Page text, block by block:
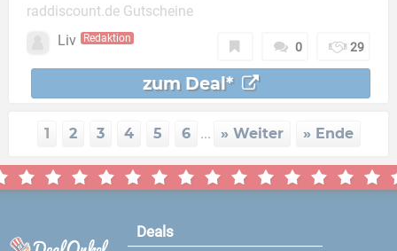
raddiscount.de Gutscheine
Liv Redaktion
0 29
zum Deal*
1 2 3 4 5 6 ... » Weiter » Ende
Deals